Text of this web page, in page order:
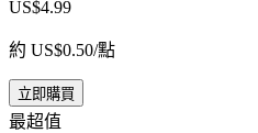
US$4.99
約 US$0.50/點
立即購買
最超值